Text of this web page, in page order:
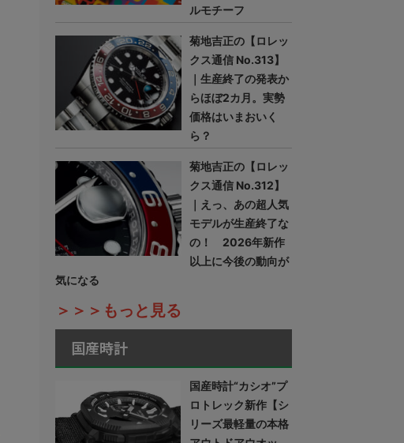
ルモチーフ
菊地吉正の【ロレッ
クス通信 No.313】
｜生産終了の発表か
らほぼ2カ月。実勢
価格はいまおいく
ら？
菊地吉正の【ロレッ
クス通信 No.312】
｜えっ、あの超人気
モデルが生産終了な
の！ 2026年新作
以上に今後の動向が
気になる
＞＞＞もっと見る
国産時計
国産時計“カシオ”プ
ロトレック新作【シ
リーズ最軽量の本格